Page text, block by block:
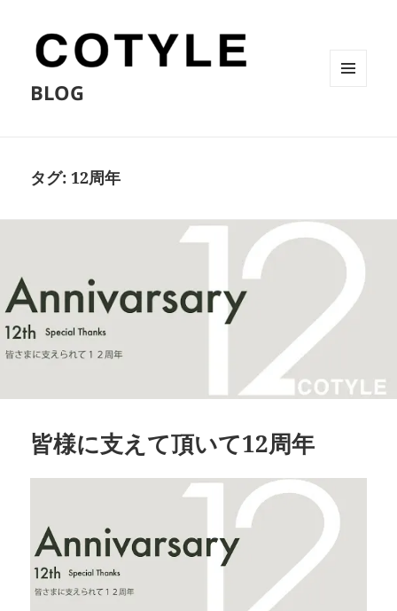
BLOG
タグ: 12周年
皆様に支えて頂いて12周年